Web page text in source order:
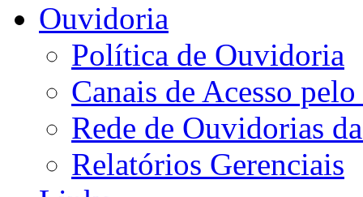
Ouvidoria
Política de Ouvidoria
Canais de Acesso
Rede de Ouvidorias
Relatórios Gerenciais